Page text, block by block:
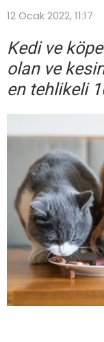
12 Ocak 2022, 11:17
Kedi ve
olan ve
en tehlikeli